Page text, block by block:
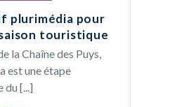
plurimédia pour
touristique
la Chaîne des Puys,
est une étape
du [...]